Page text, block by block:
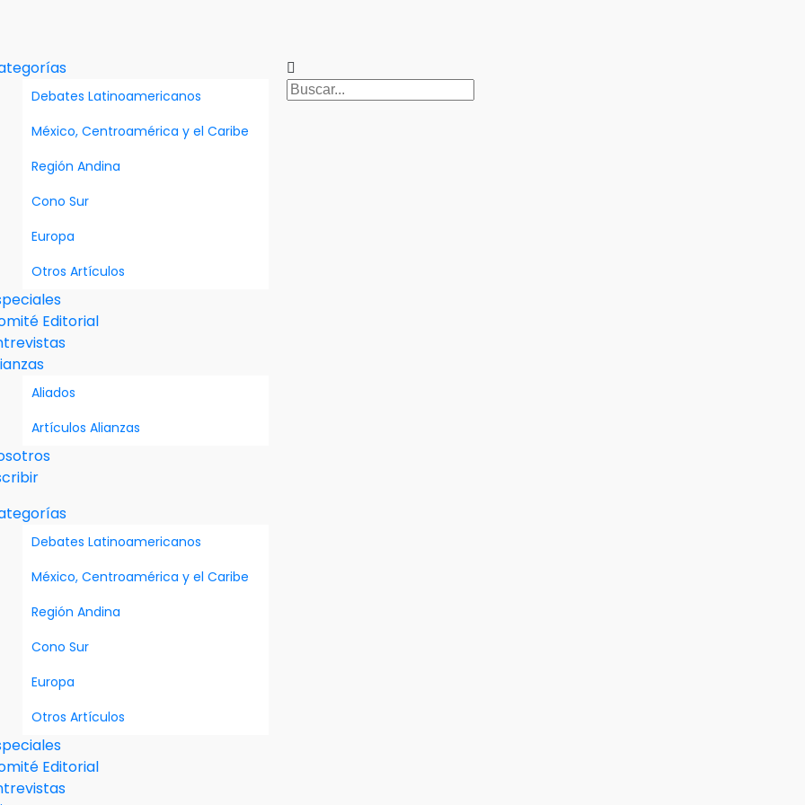
Debates Latinoamericanos
México, Centroamérica y el Caribe
Región Andina
Cono Sur
Europa
Otros Artículos
Editorial
Aliados
Artículos Alianzas
Debates Latinoamericanos
México, Centroamérica y el Caribe
Región Andina
Cono Sur
Europa
Otros Artículos
Editorial